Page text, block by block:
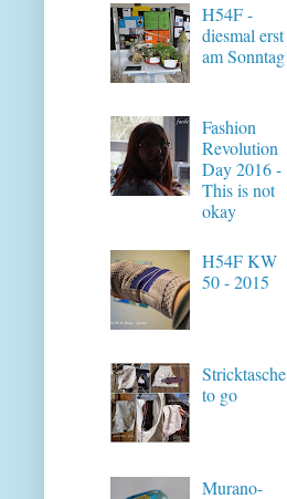
H54F -
diesmal erst
am Sonntag
Fashion
Revolution
Day 2016 -
This is not
okay
H54F KW
50 - 2015
Stricktasche
to go
Murano-